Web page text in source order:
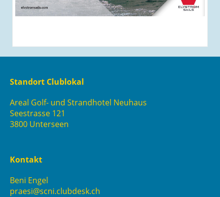
Standort Clublokal
Areal Golf- und Strandhotel Neuhaus
Seestrasse 121
3800 Unterseen
Kontakt
Beni Engel
praesi@scni.clubdesk.ch